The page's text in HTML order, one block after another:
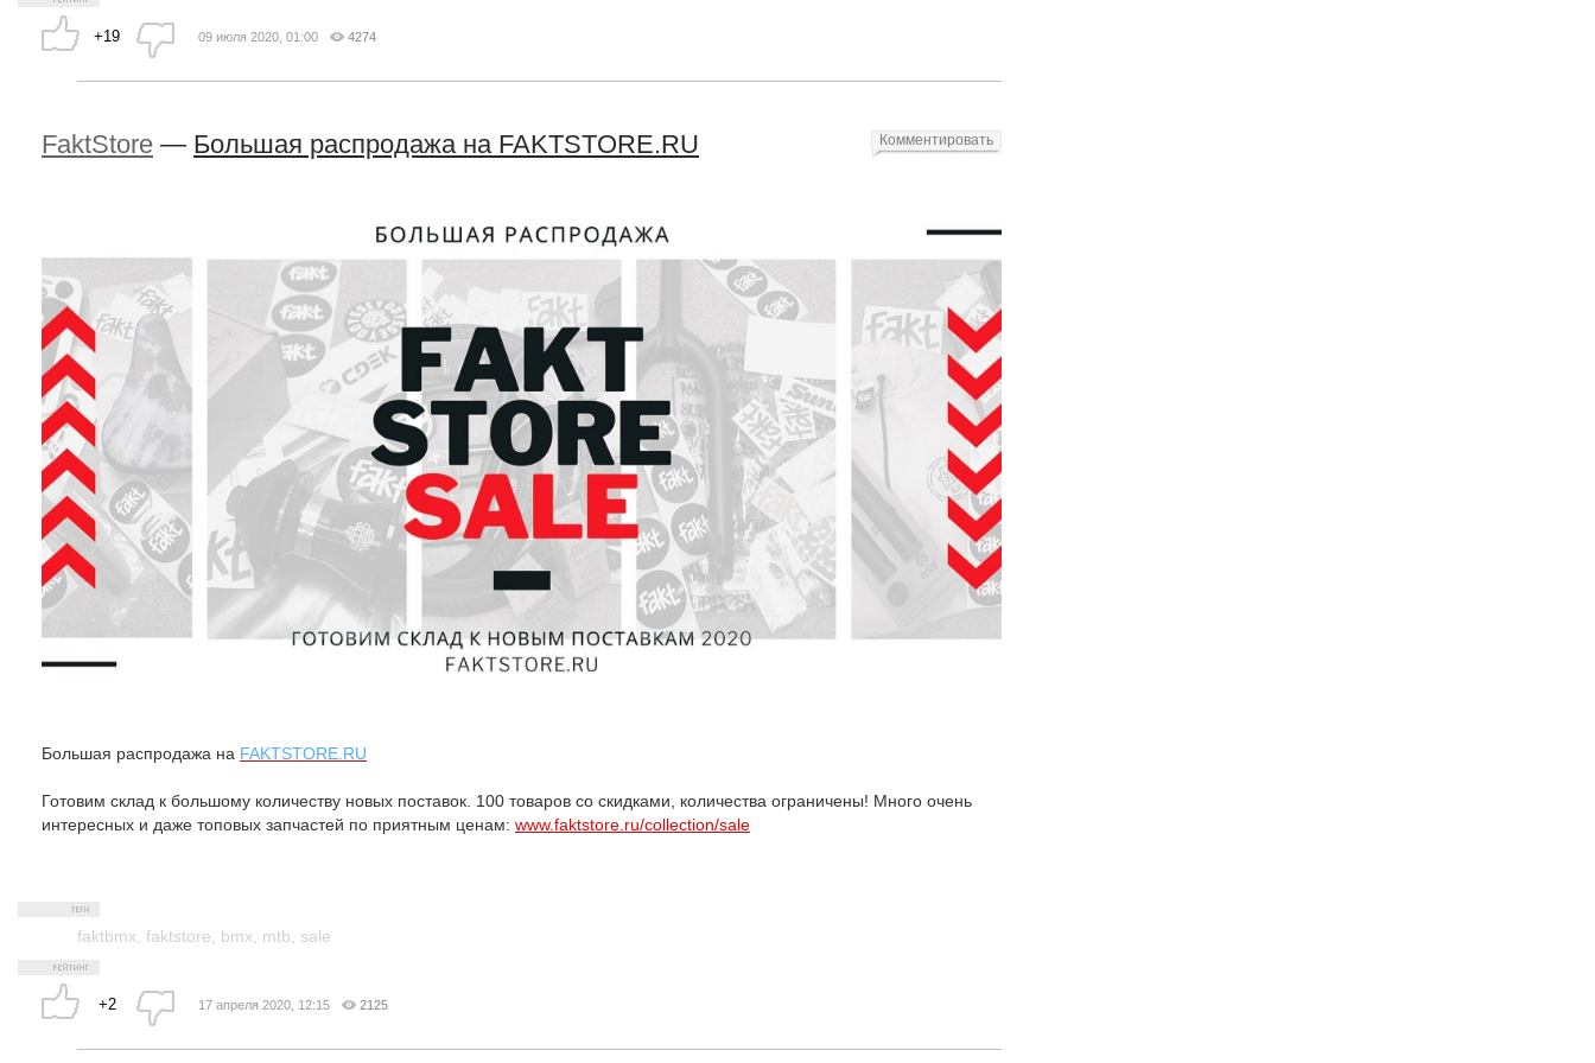
+19 09 июля 2020, 01:00 4274
FaktStore — Большая распродажа на FAKTSTORE.RU
Большая распродажа на FAKTSTORE.RU
Готовим склад к большому количеству новых поставок. 100 товаров со скидками, количества ограничены! Много очень
интересных и даже топовых запчастей по приятным ценам: www.faktstore.ru/collection/sale
faktbmx, faktstore, bmx, mtb, sale
+2
Комментировать
17 апреля 2020, 12:15 2125